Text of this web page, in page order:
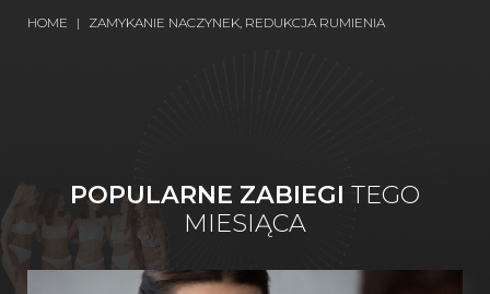
HOME | ZAMYKANIE NACZYNEK, REDUKCJA RUMIENIA
POPULARNE ZABIEGI TEGO
MIESIĄCA